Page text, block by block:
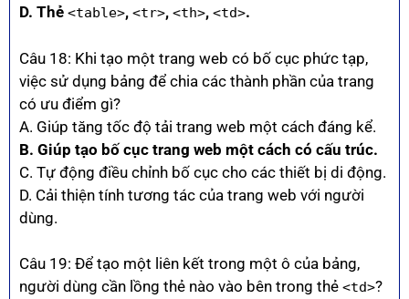
D. Thẻ <table>, <tr>, <th>, <td>.
Câu 18: Khi tạo một trang web có bố cục phức tạp,
việc sử dụng bảng để chia các thành phần của trang
có ưu điểm gì?
A. Giúp tăng tốc độ tải trang web một cách đáng kể.
B. Giúp tạo bố cục trang web một cách có cấu trúc.
C. Tự động điều chỉnh bố cục cho các thiết bị di động.
D. Cải thiện tính tương tác của trang web với người
dùng.
Câu 19: Để tạo một liên kết trong một ô của bảng,
người dùng cần lồng thẻ nào vào bên trong thẻ <td>?